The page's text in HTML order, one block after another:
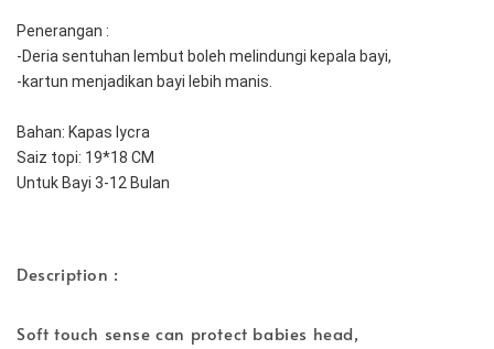
Penerangan :
-Deria sentuhan lembut boleh melindungi kepala bayi,
-kartun menjadikan bayi lebih manis.
Bahan: Kapas lycra
Saiz topi: 19*18 CM
Untuk Bayi 3-12 Bulan
Description :
Soft touch sense can protect babies head,